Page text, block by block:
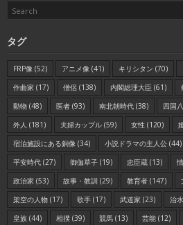
タグ
FRP像 (52) アニメ像 (41) キリシタン (70)
作曲家 (17) 僧侶 (138) 内閣総理大臣 (61)
動物 (48) 医者 (93) 南北朝時代 (38) 四国
外人 (181) 夫婦カップル (59) 女性 (120)
宿泊施設にある銅像 (34) 小説ドラマの主人公 (44)
平安時代 (27) 御伽草子 (19) 忠臣蔵 (13)
政治家 (53) 故事・教訓 (29) 教育者 (147)
架空の人物 (17) 歌手 (17) 武道家 (23) 治水
皇族 (44) 相撲 (39) 競馬 (13) 芸能 (12)